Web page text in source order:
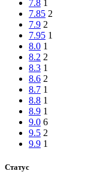
7.8 1
7.85 2
7.9 2
7.95 1
8.0 1
8.2 2
8.3 1
8.6 2
8.7 1
8.8 1
8.9 1
9.0 6
9.5 2
9.9 1
Статус